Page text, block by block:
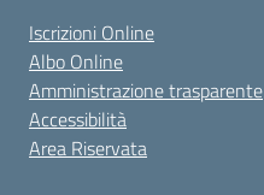
Iscrizioni Online
Albo Online
Amministrazione trasparente
Accessibilità
Area Riservata